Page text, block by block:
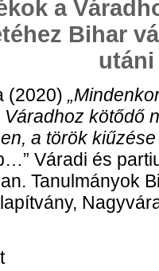
a
Bihar
(2020)
kötődő
a török
Váradi és
Tanulmányok